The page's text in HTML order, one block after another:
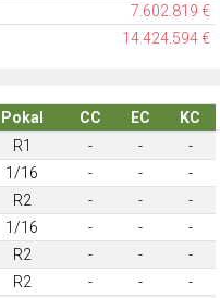
7.602.819 €
14.424.594 €
Pokal CC EC
KC
R1 - -
-
1/16 - -
-
R2 - -
-
1/16 - -
-
R2 - -
-
R2 - -
-